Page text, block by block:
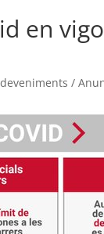
en
/